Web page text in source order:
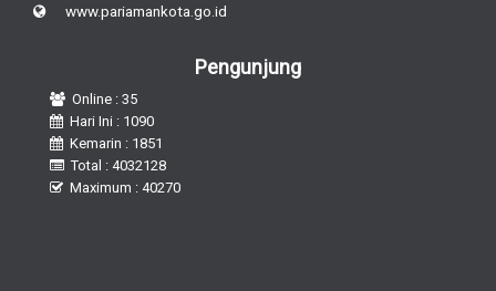
www.pariamankota.go.id
Pengunjung
Online : 35
Hari Ini : 1090
Kemarin : 1851
Total : 4032128
Maximum : 40270